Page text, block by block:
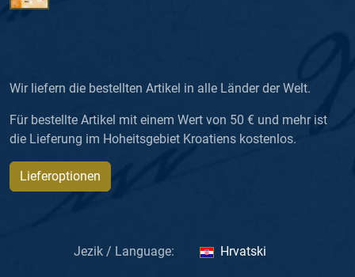
Wir liefern die bestellten Artikel in alle Länder der Welt.
Für bestellte Artikel mit einem Wert von 50 € und mehr ist
die Lieferung im Hoheitsgebiet Kroatiens kostenlos.
Lieferoptionen
Jezik / Language: Hrvatski